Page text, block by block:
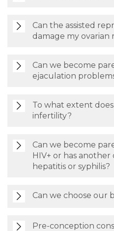
Can the assisted
damage my ovarian
Can we become
ejaculation
To what extent
infertility?
Can we become
HIV+ or has
hepatitis or syphilis?
Can we choose our
Pre-conception